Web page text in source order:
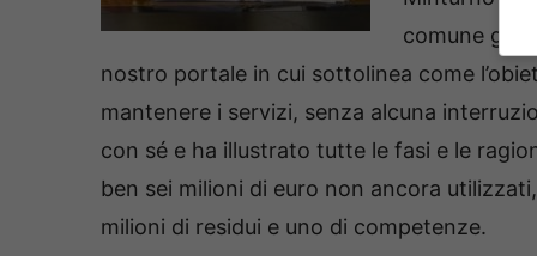
comune
nostro portale in cui sottolinea come
mantenere i servizi, senza alcuna
con sé e ha illustrato tutte le fasi e le
ben sei milioni di euro non ancora
milioni di residui e uno di competenze.